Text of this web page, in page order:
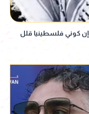
كوني فلسطينيا قلل